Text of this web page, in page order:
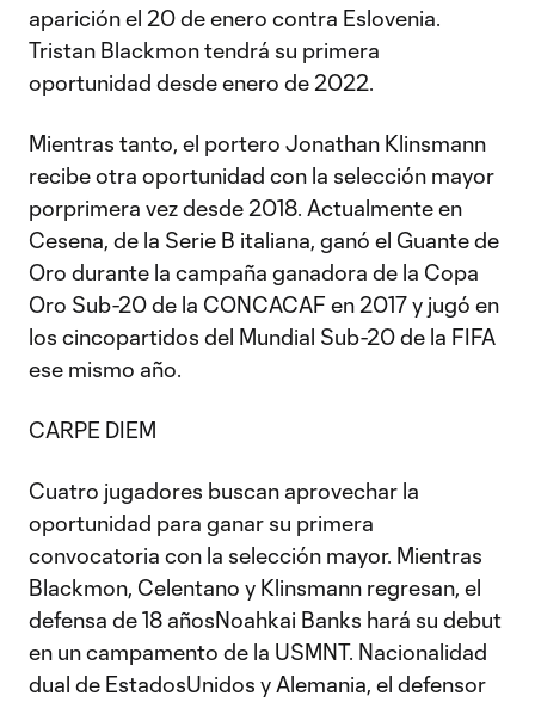
aparición el 20 de enero contra Eslovenia.
Tristan Blackmon tendrá su primera
oportunidad desde enero de 2022.
Mientras tanto, el portero Jonathan Klinsmann
recibe otra oportunidad con la selección mayor
porprimera vez desde 2018. Actualmente en
Cesena, de la Serie B italiana, ganó el Guante de
Oro durante la campaña ganadora de la Copa
Oro Sub-20 de la CONCACAF en 2017 y jugó en
los cincopartidos del Mundial Sub-20 de la FIFA
ese mismo año.
CARPE DIEM
Cuatro jugadores buscan aprovechar la
oportunidad para ganar su primera
convocatoria con la selección mayor. Mientras
Blackmon, Celentano y Klinsmann regresan, el
defensa de 18 añosNoahkai Banks hará su debut
en un campamento de la USMNT. Nacionalidad
dual de EstadosUnidos y Alemania, el defensor